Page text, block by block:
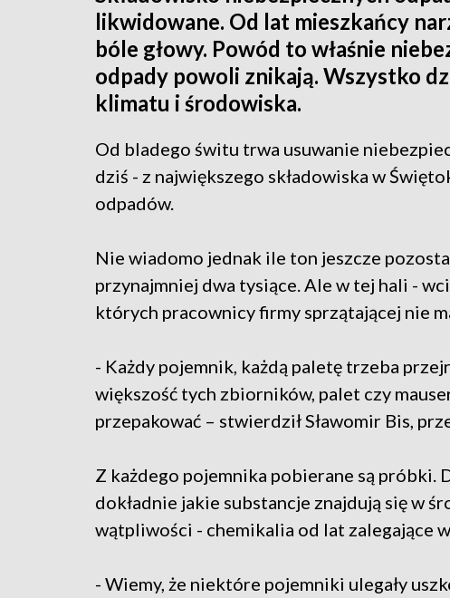
likwidowane. Od lat mieszkańcy
bóle głowy. Powód to właśnie
odpady powoli znikają. Wszystko
klimatu i środowiska.
Od bladego świtu trwa usuwanie
dziś - z największego składowiska w
odpadów.
Nie wiadomo jednak ile ton jeszcze
przynajmniej dwa tysiące. Ale w tej hali -
których pracownicy firmy sprzątającej nie
- Każdy pojemnik, każdą paletę trzeba
większość tych zbiorników, palet czy
przepakować – stwierdził Sławomir Bis,
Z każdego pojemnika pobierane są próbki.
dokładnie jakie substancje znajdują się w
wątpliwości - chemikalia od lat zalegające
- Wiemy, że niektóre pojemniki ulegały